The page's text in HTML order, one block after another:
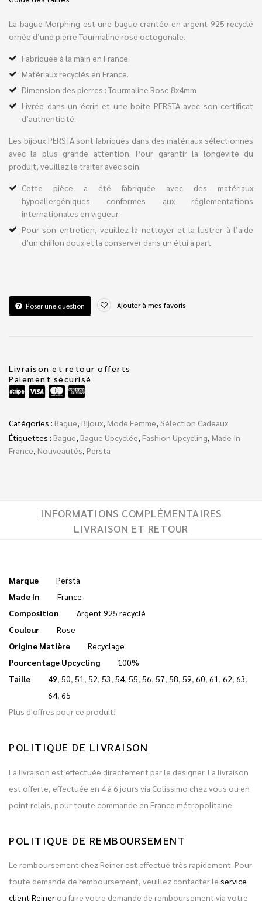
La bague Morphing est une bague crantée en argent 925 recyclé
ornée d’une pierre Tourmaline rose octogonale.
Fabriquée à la main en France.
Matériaux recyclés en France.
Dimension des pierres : Tourmaline Rose 8x4mm
Livrée dans un écrin et une boite PERSTA avec son certificat
d’authenticité.
Les bijoux PERSTA sont fabriqués dans des matériaux sélectionnés
avec la plus grande attention. Pour garantir la longévité du
produit, veuillez le traiter avec soin.
Cette pièce a été fabriquée avec des matériaux
hypoallergéniques conformes aux réglementations
internationales en vigueur.
Pour son entretien, veuillez la nettoyer et la lustrer à l’aide
d’un chiffon doux et la conserver dans un étui à part.
Poser une question Ajouter à mes favoris
Livraison et retour offerts
Paiement sécurisé
Catégories : Bague Bijoux Mode Femme Sélection Cadeaux
Étiquettes : Bague Bague Upcyclée Fashion Upcycling Made In
France Nouveautés Persta
INFORMATIONS COMPLÉMENTAIRES
LIVRAISON ET RETOUR
Marque
Persta
Made In
France
Composition
Argent 925 recyclé
Couleur
Rose
Origine Matière
Recyclage
Pourcentage Upcycling
100%
Taille
49, 50, 51 , 52, 53, 54, 55, 56, 57, 58, 59, 60, 61 , 62, 63,
64, 65
Plus d'offres pour ce produit!
POLITIQUE DE LIVRAISON
La livraison est effectuée directement par le designer. La livraison
est offerte, effectuée en 4 à 6 jours via Colissimo chez vous ou en
point relais, pour toute commande en France métropolitaine.
POLITIQUE DE REMBOURSEMENT
Le remboursement chez Reiner est effectué très rapidement. Pour
toute demande de remboursement, veuillez contacter le service
client Reiner ou faire votre demande de remboursement via votre